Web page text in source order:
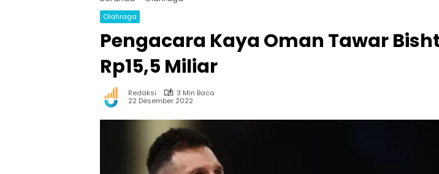
Olahraga
Pengacara Kaya Oman Tawar
Rp15,5 Miliar
Redaksi
3 Min Baca
22 Desember 2022